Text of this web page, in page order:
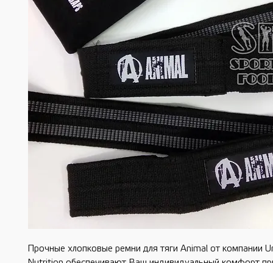
Прочные хлопковые ремни для тяги Animal от компании